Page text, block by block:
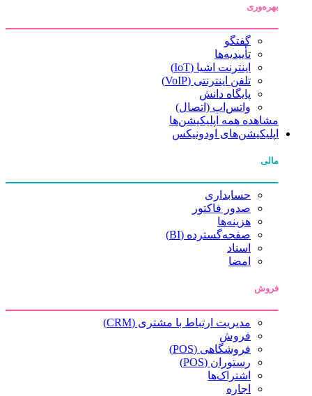
بهره‌وری
گفتگو
تأییدیه‌ها
اینترنت اشیا (IoT)
تلفن اینترنتی (VoIP)
پایگاه دانش
واتس‌اپ (اتصال)
مشاهده همه اپلیکیشن‌ها
اپلیکیشن‌های اودونیکس
مالی
حسابداری
صدور فاکتور
هزینه‌ها
صفحه‌گسترده (BI)
اسناد
امضا
فروش
مدیریت ارتباط با مشتری (CRM)
فروش
فروشگاهی (POS)
رستوران (POS)
اشتراک‌ها
اجاره